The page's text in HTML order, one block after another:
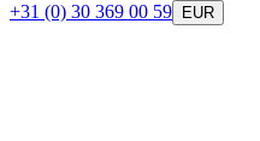
+31 (0) 30 369 00 59 EUR